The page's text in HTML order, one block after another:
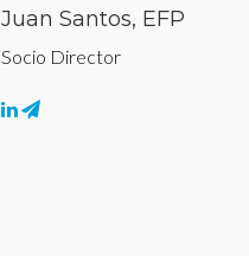
Juan Santos, EFP
Socio Director